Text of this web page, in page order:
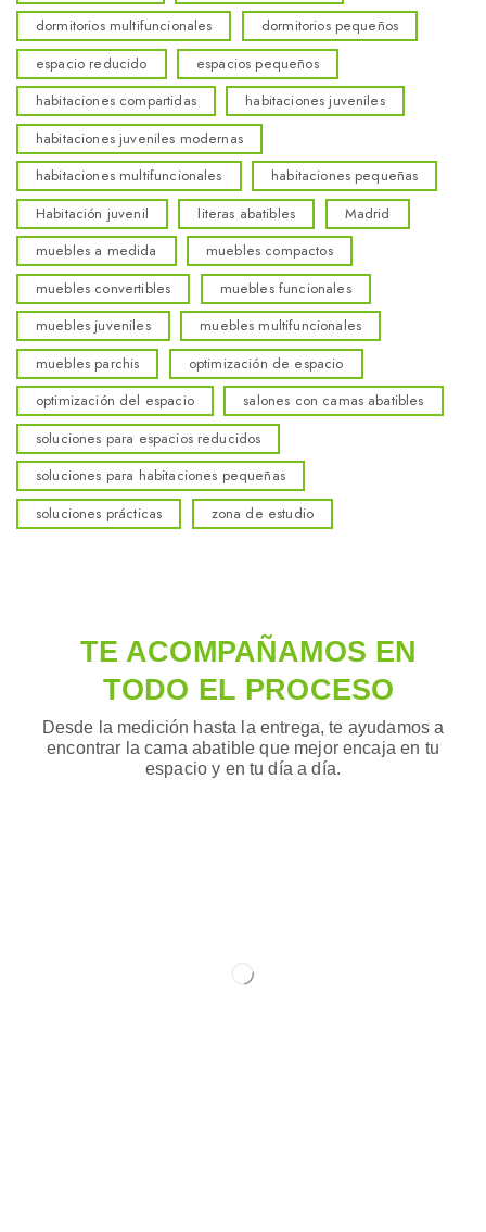
dormitorios multifuncionales
dormitorios pequeños
espacio reducido
espacios pequeños
habitaciones compartidas
habitaciones juveniles
habitaciones juveniles modernas
habitaciones multifuncionales
habitaciones pequeñas
Habitación juvenil
literas abatibles
Madrid
muebles a medida
muebles compactos
muebles convertibles
muebles funcionales
muebles juveniles
muebles multifuncionales
muebles parchis
optimización de espacio
optimización del espacio
salones con camas abatibles
soluciones para espacios reducidos
soluciones para habitaciones pequeñas
soluciones prácticas
zona de estudio
TE ACOMPAÑAMOS EN
TODO EL PROCESO
Desde la medición hasta la entrega, te ayudamos a
encontrar la cama abatible que mejor encaja en tu
espacio y en tu día a día.